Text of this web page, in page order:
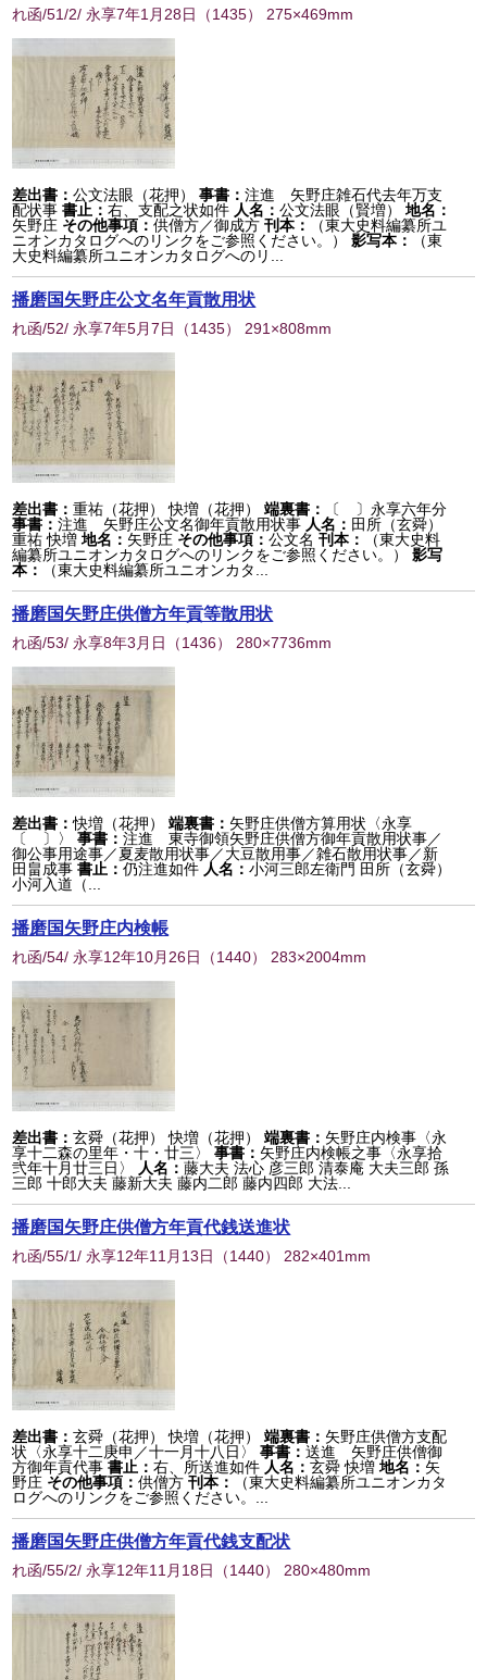
れ函/51/2/ 永享7年1月28日 （1435） 275×469mm
差出書：公文法眼（花押） 事書：注進 矢野庄雑石代去年万支
配状事 書止：右、支配之状如件 人名：公文法眼（賢増）
地名：
矢野庄 その他事項：供僧方／御成方 刊本：
（東大史料編纂所ユ
ニオンカタログへのリンクをご参照ください。）
影写本：
（東
大史料編纂所ユニオンカタログへのリ...
播磨国矢野庄公文名年貢散用状
れ函/52/ 永享7年5月7日 （1435） 291×808mm
差出書：重祐（花押） 快増（花押） 端裏書：
〔 〕永享六年分
事書：注進 矢野庄公文名御年貢散用状事 人名： 田所（玄舜）
重祐 快増 地名： 矢野庄 その他事項：公文名 刊本：
（東大史料
編纂所ユニオンカタログへのリンクをご参照ください。）
影写
本：
（東大史料編纂所ユニオンカタ...
播磨国矢野庄供僧方年貢等散用状
れ函/53/ 永享8年3月日 （1436） 280×7736mm
差出書：快増（花押） 端裏書： 矢野庄供僧方算用状〈永享
〔 〕〉
事書：注進 東寺御領矢野庄供僧方御年貢散用状事／
御公事用途事／夏麦散用状事／大豆散用事／雑石散用状事／新
田畠成事 書止：仍注進如件 人名：小河三郎左衛門 田所（玄舜）
小河入道（...
播磨国矢野庄内検帳
れ函/54/ 永享12年10月26日 （1440） 283×2004mm
差出書：玄舜（花押） 快増（花押） 端裏書： 矢野庄内検事〈永
享十二森の里年・十・廿三〉
事書： 矢野庄内検帳之事〈永享拾
弐年十月廿三日〉
人名：藤大夫 法心 彦三郎 清泰庵 大夫三郎 孫
三郎 十郎大夫 藤新大夫 藤内二郎 藤内四郎 大法...
播磨国矢野庄供僧方年貢代銭送進状
れ函/55/1/ 永享12年11月13日 （1440） 282×401mm
差出書：玄舜（花押） 快増（花押） 端裏書： 矢野庄供僧方支配
状〈永享十二庚申／十一月十八日〉
事書：送進 矢野庄供僧御
方御年貢代事 書止：右、所送進如件 人名：玄舜 快増 地名： 矢
野庄 その他事項：供僧方 刊本：
（東大史料編纂所ユニオンカタ
ログへのリンクをご参照ください。...
播磨国矢野庄供僧方年貢代銭支配状
れ函/55/2/ 永享12年11月18日 （1440） 280×480mm